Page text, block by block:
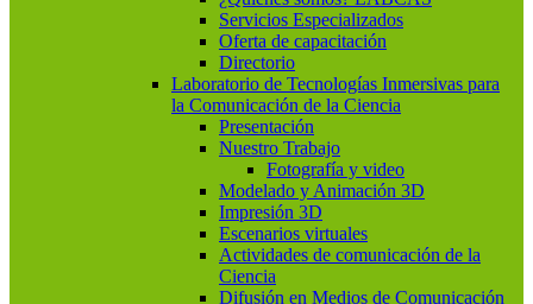
Servicios Especializados
Oferta de capacitación
Directorio
Laboratorio de Tecnologías Inmersivas para
la Comunicación de la Ciencia
Presentación
Nuestro Trabajo
Fotografía y video
Modelado y Animación 3D
Impresión 3D
Escenarios virtuales
Actividades de comunicación de la
Ciencia
Difusión en Medios de Comunicación